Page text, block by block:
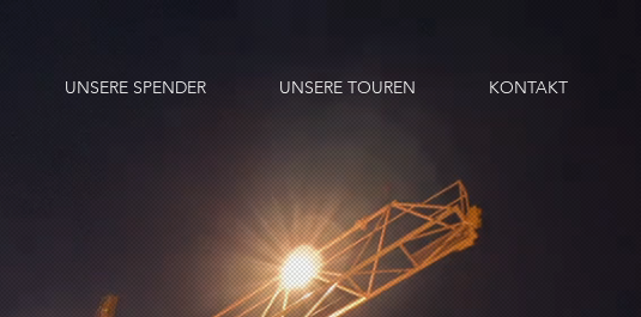
UNSERE SPENDER UNSERE TOUREN KONTAKT